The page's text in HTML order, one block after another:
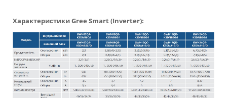
Характеристики Gree Smart (Inverter):